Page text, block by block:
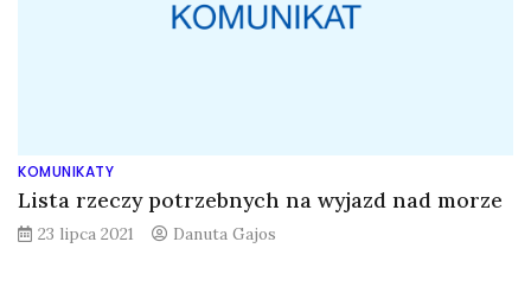
KOMUNIKATY
Lista rzeczy potrzebnych na wyjazd nad morze
23 lipca 2021 Danuta Gajos